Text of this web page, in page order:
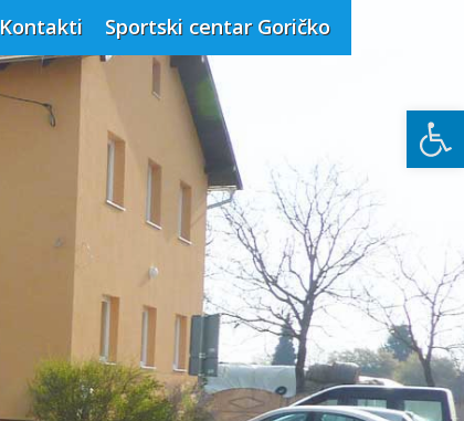
Kontakti Sportski centar Goričko